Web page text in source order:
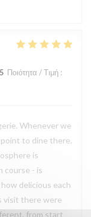
Ποιότητα / Τιμή :
Whenever we
to dine there.
is
course - is
delicious each
visit there were
from start